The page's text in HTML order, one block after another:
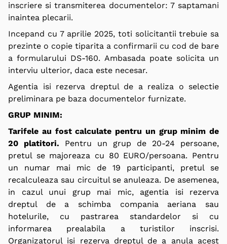
inscriere si transmiterea documentelor: 7 saptamani
inaintea plecarii.
Incepand cu 7 aprilie 2025, toti solicitantii trebuie sa
prezinte o copie tiparita a confirmarii cu cod de bare
a formularului DS-160. Ambasada poate solicita un
interviu ulterior, daca este necesar.
Agentia isi rezerva dreptul de a realiza o selectie
preliminara pe baza documentelor furnizate.
GRUP MINIM:
Tarifele au fost calculate pentru un grup minim de
20 platitori. Pentru un grup de 20-24 persoane,
pretul se majoreaza cu 80 EURO/persoana. Pentru
un numar mai mic de 19 participanti, pretul se
recalculeaza sau circuitul se anuleaza. De asemenea,
in cazul unui grup mai mic, agentia isi rezerva
dreptul de a schimba compania aeriana sau
hotelurile, cu pastrarea standardelor si cu
informarea prealabila a turistilor inscrisi.
Organizatorul isi rezerva dreptul de a anula acest